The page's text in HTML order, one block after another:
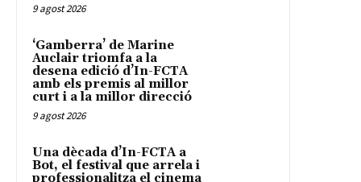
9 agost 2026
‘Gamberra’ de Marine
Auclair triomfa a la
desena edició d’In-FCTA
amb els premis al millor
curt i a la millor direcció
9 agost 2026
Una dècada d’In-FCTA a
Bot, el festival que arrela i
professionalitza el cinema